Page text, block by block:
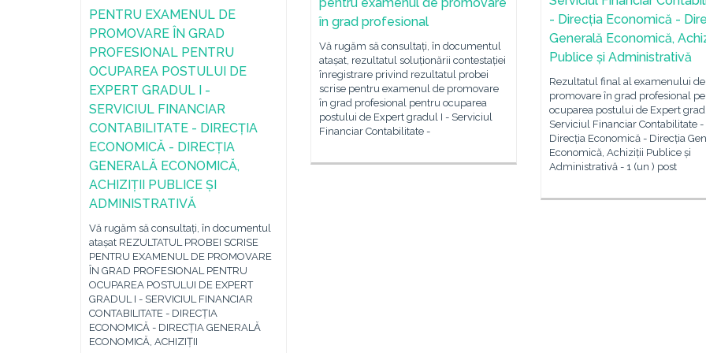
- Direcția Economică -
Generală Economică,
Publice și Administrativă
Rezultatul final al examenului de
promovare în grad profesional
ocuparea postului de Expert
Serviciul Financiar Contabilitate -
Direcția Economică - Direcția
Economică, Achiziții Publice și
Administrativă - 1 (un ) post
în grad profesional
Vă rugăm să consultați, în documentul
atașat, rezultatul soluționării contestației
înregistrare privind rezultatul probei
scrise pentru examenul de promovare
în grad profesional pentru ocuparea
postului de Expert gradul I - Serviciul
Financiar Contabilitate -
PENTRU EXAMENUL DE
PROMOVARE ÎN GRAD
PROFESIONAL PENTRU
OCUPAREA POSTULUI DE
EXPERT GRADUL I -
SERVICIUL FINANCIAR
CONTABILITATE - DIRECȚIA
ECONOMICĂ - DIRECȚIA
GENERALĂ ECONOMICĂ,
ACHIZIȚII PUBLICE ȘI
ADMINISTRATIVĂ
Vă rugăm să consultați, în documentul
atașat REZULTATUL PROBEI SCRISE
PENTRU EXAMENUL DE PROMOVARE
ÎN GRAD PROFESIONAL PENTRU
OCUPAREA POSTULUI DE EXPERT
GRADUL I - SERVICIUL FINANCIAR
CONTABILITATE - DIRECȚIA
ECONOMICĂ - DIRECȚIA GENERALĂ
ECONOMICĂ, ACHIZIȚII